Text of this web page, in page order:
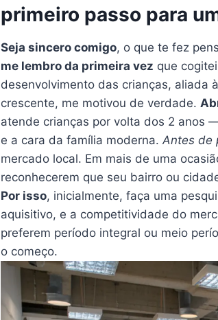
primeiro passo para
Seja sincero comigo, o que te fez
me lembro da primeira vez que
desenvolvimento das crianças, aliada
crescente, me motivou de verdade.
atende crianças por volta dos 2 anos
e a cara da família moderna. Antes de
mercado local. Em mais de uma
reconhecerem que seu bairro ou
Por isso, inicialmente, faça uma
aquisitivo, e a competitividade do
preferem período integral ou meio
o começo.